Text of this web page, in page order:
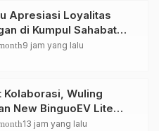
Apresiasi Loyalitas
di Kumpul Sahabat
9 jam yang lalu
Kolaborasi, Wuling
New BinguoEV Lite
13 jam yang lalu